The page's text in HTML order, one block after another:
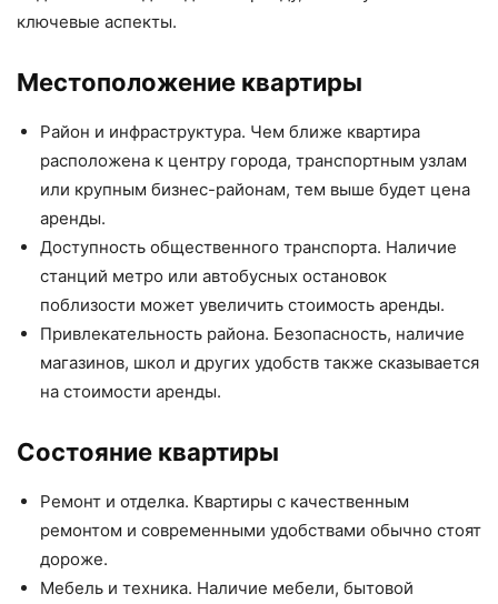
ключевые аспекты.
Местоположение квартиры
Район и инфраструктура. Чем ближе квартира
расположена к центру города, транспортным узлам
или крупным бизнес-районам, тем выше будет цена
аренды.
Доступность общественного транспорта. Наличие
станций метро или автобусных остановок
поблизости может увеличить стоимость аренды.
Привлекательность района. Безопасность, наличие
магазинов, школ и других удобств также сказывается
на стоимости аренды.
Состояние квартиры
Ремонт и отделка. Квартиры с качественным
ремонтом и современными удобствами обычно стоят
дороже.
Мебель и техника. Наличие мебели, бытовой